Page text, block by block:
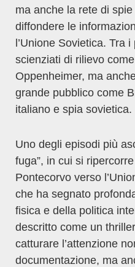
ma anche la rete di
diffondere le
l’Unione Sovietica. Tra
scienziati di rilievo
Oppenheimer, ma
grande pubblico come
italiano e spia sovietica.
Uno degli episodi più
fuga”, in cui si
Pontecorvo verso
che ha segnato
fisica e della politica
descritto come un
catturare l’attenzione
documentazione, ma